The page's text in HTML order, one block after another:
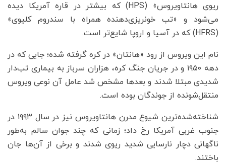
ریوی هانتاویروس» (HPS) که بیشتر در قاره آمریکا دیده
می‌شود و «تب خونریزی‌دهنده همراه با سندروم کلیوی»
(HFRS) که در آسیا و اروپا شایع‌تر است.
نام این ویروس از رود «هانتان» در کره گرفته شده؛ جایی که در
دهه ۱۹۵۰ و در جریان جنگ کره، هزاران سرباز به بیماری تب‌دار
شدیدی مبتلا شدند و بعدها مشخص شد عامل آن نوعی ویروس
منتقل‌شونده از جوندگان بوده است.
شناخته‌شده‌ترین شیوع مدرن هانتاویروس نیز در سال ۱۹۹۳ در
جنوب غربی آمریکا رخ داد؛ زمانی که چند جوان سالم به‌طور
ناگهانی دچار نارسایی شدید ریوی شدند و برخی از آن‌ها جان
باختند.